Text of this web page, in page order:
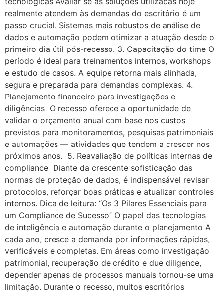
realmente atendem às demandas do escritório é um
passo crucial. Sistemas mais robustos de análise de
dados e automação podem otimizar a atuação desde o
primeiro dia útil pós-recesso. 3. Capacitação do time O
período é ideal para treinamentos internos, workshops
e estudo de casos. A equipe retorna mais alinhada,
segura e preparada para demandas complexas. 4.
Planejamento financeiro para investigações e
diligências O recesso oferece a oportunidade de
validar o orçamento anual com base nos custos
previstos para monitoramentos, pesquisas patrimoniais
e automações — atividades que tendem a crescer nos
próximos anos. 5. Reavaliação de políticas internas de
compliance Diante da crescente sofisticação das
normas de proteção de dados, é indispensável revisar
protocolos, reforçar boas práticas e atualizar controles
internos. Dica de leitura: “Os 3 Pilares Essenciais para
um Compliance de Sucesso” O papel das tecnologias
de inteligência e automação durante o planejamento A
cada ano, cresce a demanda por informações rápidas,
verificáveis e completas. Em áreas como investigação
patrimonial, recuperação de crédito e due diligence,
depender apenas de processos manuais tornou-se uma
limitação. Durante o recesso, muitos escritórios